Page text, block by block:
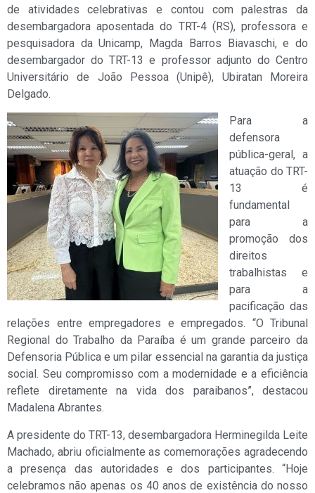
de atividades celebrativas e contou com palestras da
desembargadora aposentada do TRT-4 (RS), professora e
pesquisadora da Unicamp, Magda Barros Biavaschi, e do
desembargador do TRT-13 e professor adjunto do Centro
Universitário de João Pessoa (Unipê), Ubiratan Moreira
Delgado.
Para a
defensora
pública-geral, a
atuação do TRT-
13 é
fundamental
para a
promoção dos
direitos
trabalhistas e
para a
pacificação das
relações entre empregadores e empregados. “O Tribunal
Regional do Trabalho da Paraíba é um grande parceiro da
Defensoria Pública e um pilar essencial na garantia da justiça
social. Seu compromisso com a modernidade e a eficiência
reflete diretamente na vida dos paraibanos”, destacou
Madalena Abrantes.
A presidente do TRT-13, desembargadora Herminegilda Leite
Machado, abriu oficialmente as comemorações agradecendo
a presença das autoridades e dos participantes. “Hoje
celebramos não apenas os 40 anos de existência do nosso